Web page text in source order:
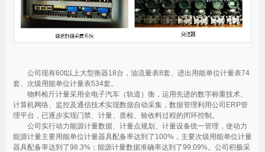
公司现有60t以上大型衡器18台，油流量表8套、进出用能单位计量表74
套、次级用能单位计量表534套。
物料检斤计量采用全电子汽车（轨道）衡，运用先进的数字称重技术、
计算机网络、监控及通信技术实现数据自动采集，数据管理利用公司ERP管
理平台，已逐步实现门禁、计量、质检、验收料过程的闭环控制。
公司实行动力能源计量数据、计量点规划、计量设备统一管理，使动力
能源计量主要用能单位计量器具配备率达到了100%，主要次级用能单位计量
器具配备率达到了98.3%；能源计量数据准确率达到了99.09%。公司积极采